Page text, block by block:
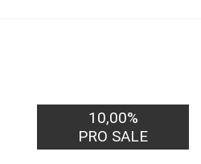
10,00%
PRO SALE